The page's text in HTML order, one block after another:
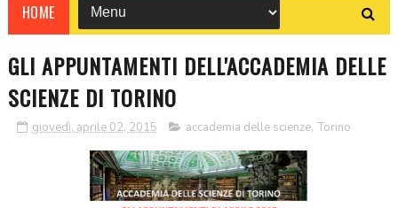
HOME
GLI APPUNTAMENTI DELL'ACCADEMIA DELLE
SCIENZE DI TORINO
giovedì, aprile 02, 2015 accademia delle scienze, Torino